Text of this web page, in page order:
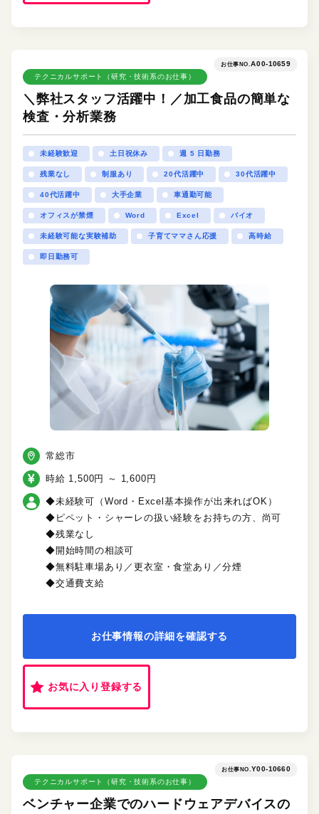
お仕事NO.A00-10659
テクニカルサポート（研究・技術系のお仕事）
＼弊社スタッフ活躍中！／加工食品の簡単な
検査・分析業務
未経験歓迎 土日祝休み 週 5 日勤務
残業なし 制服あり 20代活躍中 30代活躍中
40代活躍中 大手企業 車通勤可能
オフィスが禁煙 Word Excel バイオ
未経験可能な実験補助 子育てママさん応援 高時給
即日勤務可
常総市
時給 1,500円 ～ 1,600円
◆未経験可（Word・Excel基本操作が出来ればOK）
◆ピペット・シャーレの扱い経験をお持ちの方、尚可
◆残業なし
◆開始時間の相談可
◆無料駐車場あり／更衣室・食堂あり／分煙
◆交通費支給
お仕事情報の詳細を確認する
お気に入り登録する
お仕事NO. Y00-10660
テクニカルサポート（研究・技術系のお仕事）
ベンチャー企業でのハードウェアデバイスの